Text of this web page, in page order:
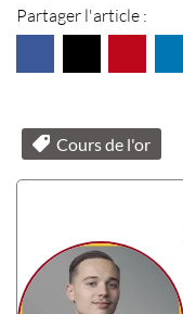
Partager l'article :
Cours de l'or